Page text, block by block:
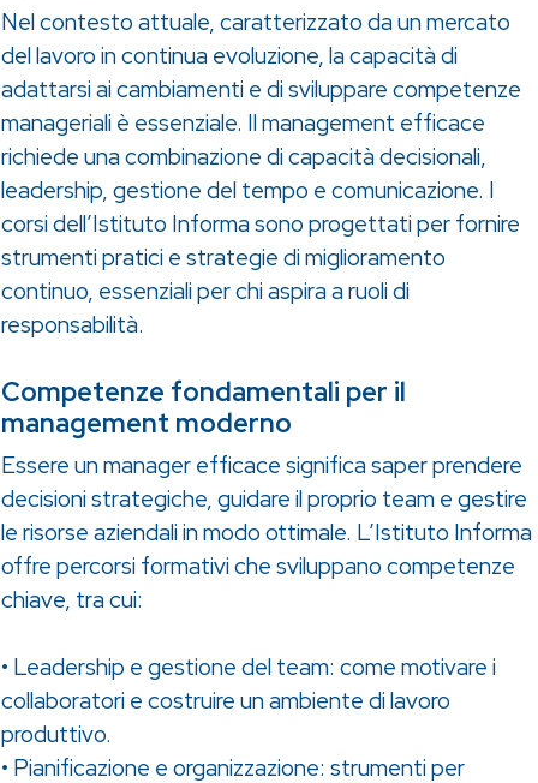
Nel contesto attuale, caratterizzato da un mercato
del lavoro in continua evoluzione, la capacità di
adattarsi ai cambiamenti e di sviluppare competenze
manageriali è essenziale. Il management efficace
richiede una combinazione di capacità decisionali,
leadership, gestione del tempo e comunicazione. I
corsi dell’Istituto Informa sono progettati per fornire
strumenti pratici e strategie di miglioramento
continuo, essenziali per chi aspira a ruoli di
responsabilità.
Competenze fondamentali per il
management moderno
Essere un manager efficace significa saper prendere
decisioni strategiche, guidare il proprio team e gestire
le risorse aziendali in modo ottimale. L’Istituto Informa
offre percorsi formativi che sviluppano competenze
chiave, tra cui:
• Leadership e gestione del team: come motivare i
collaboratori e costruire un ambiente di lavoro
produttivo.
• Pianificazione e organizzazione: strumenti per